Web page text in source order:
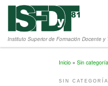
Saltar al contenido
Instituto Superior de Formación Docente y
Inicio » Sin categoría
SIN CATEGORÍA